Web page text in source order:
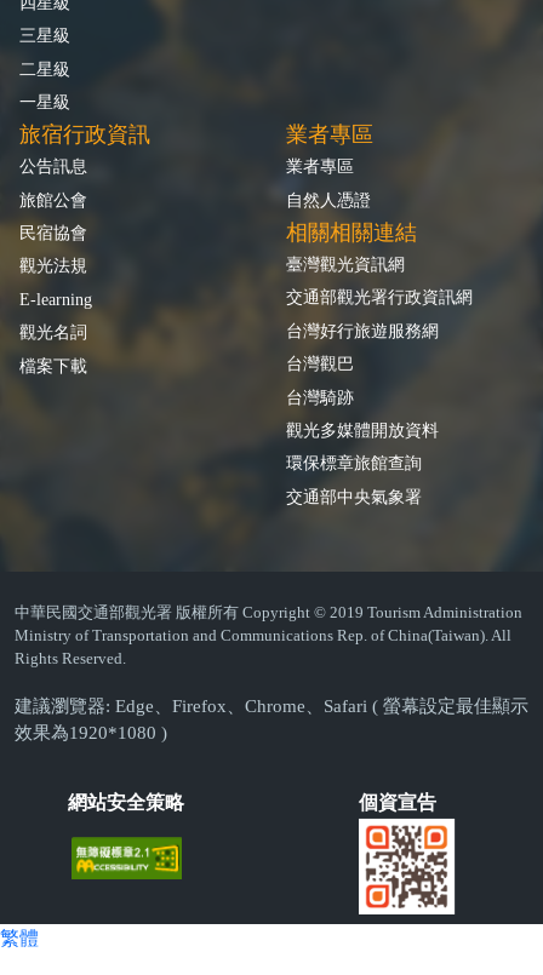
三星級
二星級
一星級
旅宿行政資訊
公告訊息
旅館公會
民宿協會
觀光法規
E-learning
觀光名詞
檔案下載
業者專區
業者專區
自然人憑證
相關相關連結
臺灣觀光資訊網
交通部觀光署行政資訊網
台灣好行旅遊服務網
台灣觀巴
台灣騎跡
觀光多媒體開放資料
環保標章旅館查詢
交通部中央氣象署
中華民國交通部觀光署 版權所有 Copyright © 2019 Tourism Administration
Ministry of Transportation and Communications Rep. of China(Taiwan). All
Rights Reserved.
建議瀏覽器: Edge、Firefox、Chrome、Safari ( 螢幕設定最佳顯示
效果為1920*1080 )
網站安全策略 個資宣告
繁體